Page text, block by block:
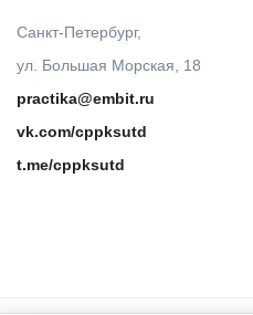
Санкт-Петербург,
ул. Большая Морская, 18
practika@embit.ru
vk.com/cppksutd
t.me/cppksutd